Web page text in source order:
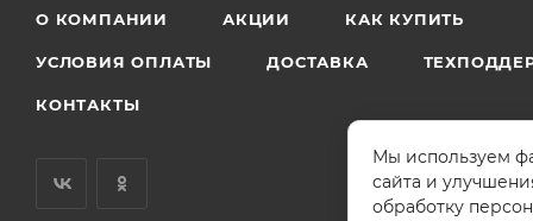
О КОМПАНИИ АКЦИИ КАК КУПИТЬ
УСЛОВИЯ ОПЛАТЫ ДОСТАВКА
КОНТАКТЫ
Мы используем
сайта и
обработку